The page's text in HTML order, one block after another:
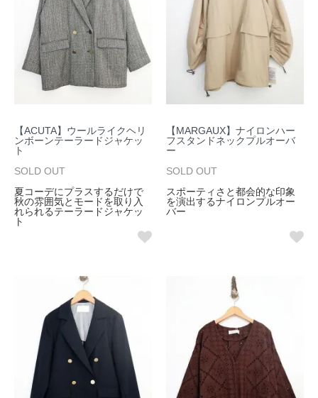
【ACUTA】ウールライクヘリ
ンボーンテーラードジャケッ
ト
SOLD OUT
夏コーデにプラスするだけで
秋の雰囲気とモードを取り入
れられるテーラードジャケッ
ト
【MARGAUX】ナイロンハー
フスタンドネックプルオーバ
ー
SOLD OUT
スポーティさと都会的な印象
を演出するナイロンプルオー
バー